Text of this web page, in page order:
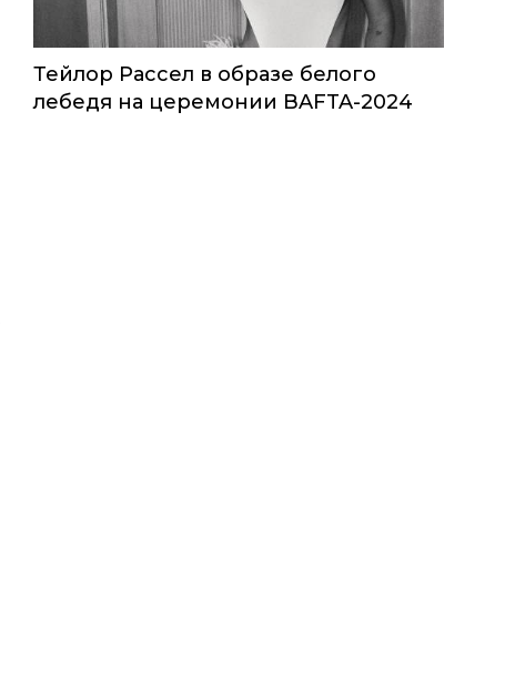
Тейлор Рассел в образе белого
лебедя на церемонии BAFTA-2024